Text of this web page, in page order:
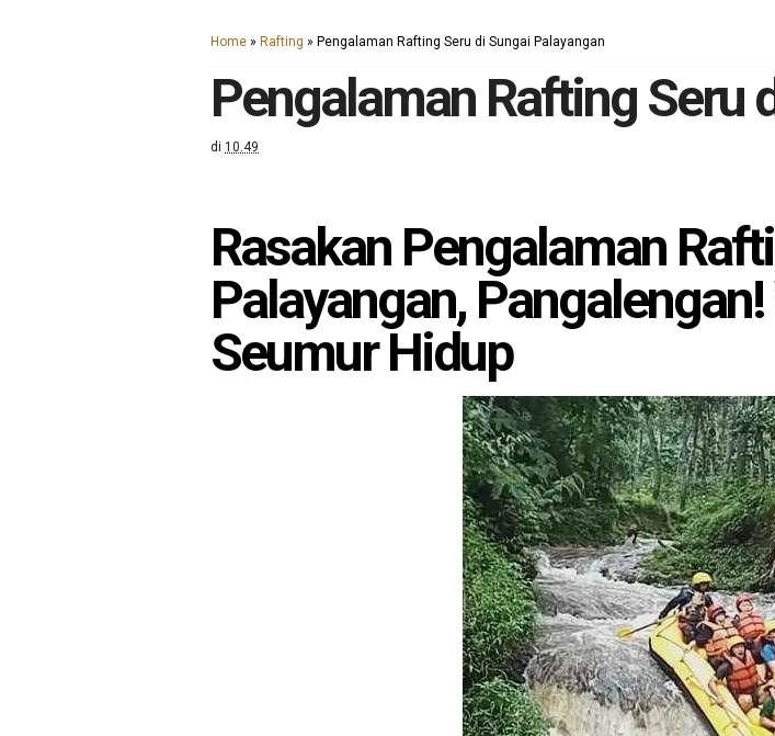
Home » Rafting » Pengalaman Rafting Seru di Sungai Palayangan
Pengalaman Rafting Seru
di 10.49
Rasakan Pengalaman
Palayangan,
Seumur Hidup